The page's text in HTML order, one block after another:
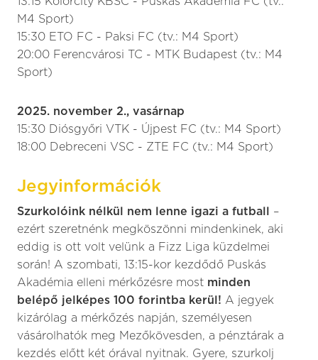
M4 Sport)
15:30 ETO FC - Paksi FC (tv.: M4 Sport)
20:00 Ferencvárosi TC - MTK Budapest (tv.: M4
Sport)
2025. november 2., vasárnap
15:30 Diósgyőri VTK - Újpest FC (tv.: M4 Sport)
18:00 Debreceni VSC - ZTE FC (tv.: M4 Sport)
Jegyinformációk
Szurkolóink nélkül nem lenne igazi a futball –
ezért szeretnénk megköszönni mindenkinek, aki
eddig is ott volt velünk a Fizz Liga küzdelmei
során! A szombati, 13:15-kor kezdődő Puskás
Akadémia elleni mérkőzésre most minden
belépő jelképes 100 forintba kerül! A jegyek
kizárólag a mérkőzés napján, személyesen
vásárolhatók meg Mezőkövesden, a pénztárak a
kezdés előtt két órával nyitnak. Gyere, szurkolj